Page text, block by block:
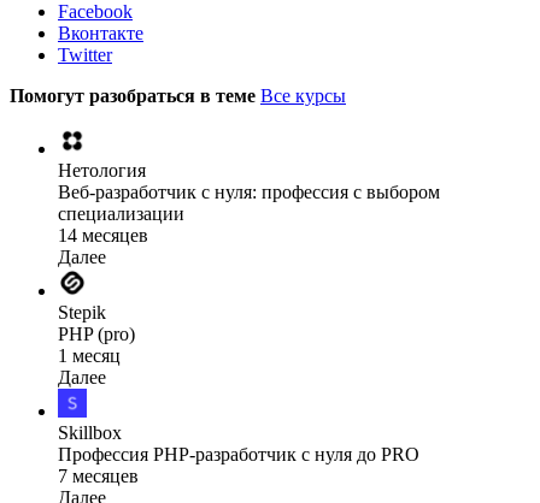
Facebook
Вконтакте
Twitter
Помогут разобраться в теме Все курсы
Нетология
Веб-разработчик с нуля: профессия с выбором
специализации
14 месяцев
Далее
Stepik
PHP (pro)
1 месяц
Далее
Skillbox
Профессия PHP-разработчик с нуля до PRO
7 месяцев
Далее